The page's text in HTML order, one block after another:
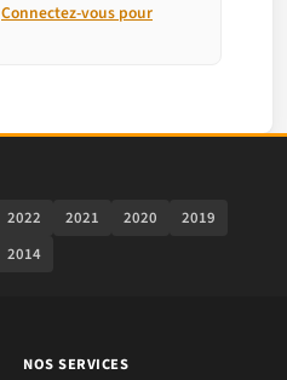
Connectez-vous pour
2022 2021 2020
2019
2014
NOS SERVICES